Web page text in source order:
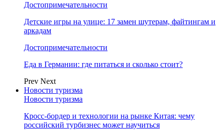
Достопримечательности
Детские игры на улице: 17 замен шутерам, файтингам и
аркадам
Достопримечательности
Еда в Германии: где питаться и сколько стоит?
Prev Next
Новости туризма
Новости туризма
Кросс-бордер и технологии на рынке Китая: чему
российский турбизнес может научиться